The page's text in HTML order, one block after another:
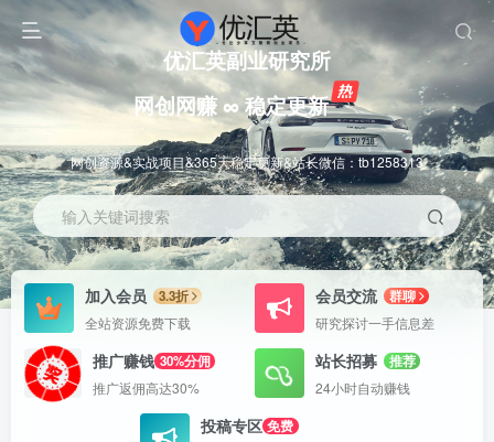
优汇英副业研究所
网创网赚 ∞ 稳定更新
网创资源&实战项目&365天稳定更新&站长微信：tb1258313
输入关键词搜索
加入会员
3.3折
全站资源免费下载
会员交流
群聊
研究探讨一手信息差
推广赚钱 30%分佣
推广返佣高达30%
站长招募
推荐
24小时自动赚钱
投稿专区 免费